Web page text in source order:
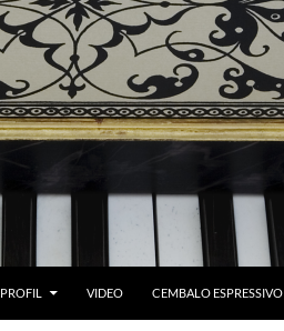
PROFIL
VIDEO CEMBALO ESPRESSIVO